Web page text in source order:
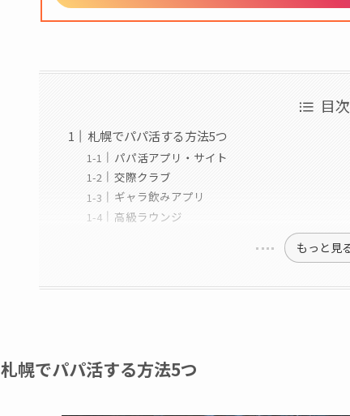
目次
札幌でパパ活する方法5つ
パパ活アプリ・サイト
交際クラブ
ギャラ飲みアプリ
高級ラウンジ
もっと見
札幌でパパ活する方法5つ